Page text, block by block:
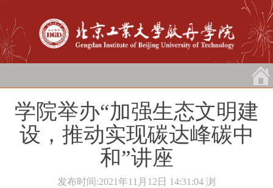
学院举办“加强生态文明建
设，推动实现碳达峰碳中
和”讲座
发布时间:2021年11月12日 14:31:04 浏